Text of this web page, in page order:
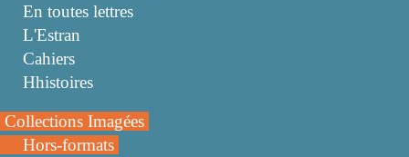
En toutes lettres
L'Estran
Cahiers
Hhistoires
Collections Imagées
Hors-formats